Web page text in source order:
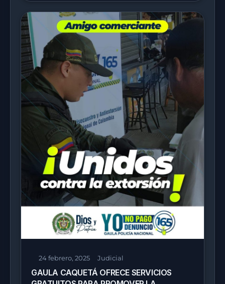
24 febrero, 2025 Judicial
GAULA CAQUETÁ OFRECE SERVICIOS